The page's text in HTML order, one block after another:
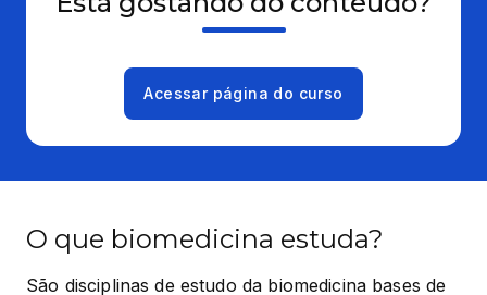
Acessar página do curso
O que biomedicina estuda?
São disciplinas de estudo da biomedicina bases de